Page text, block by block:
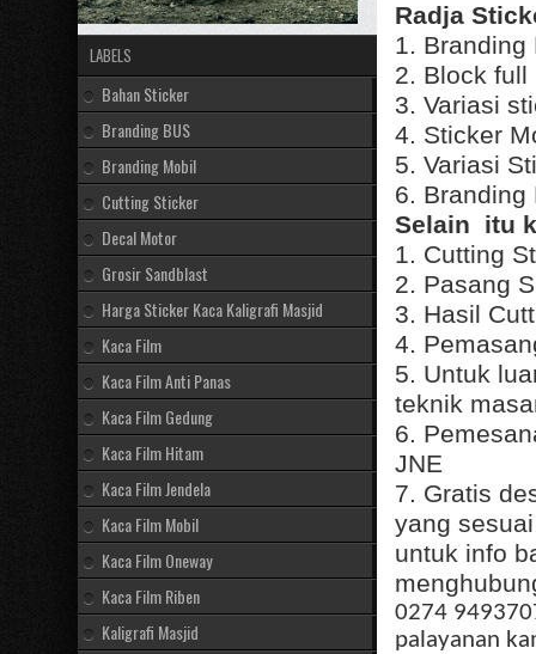
Radja
1. Branding
2. Block
3. Variasi
4. Sticker
5. Variasi
6. Branding
Selain itu
1. Cutting
2. Pasang
3. Hasil
4.
5. Untuk
teknik
6.
JNE
7. Gratis
yang
untuk info
0274
palayanan
LABELS
Bahan Sticker
Branding BUS
Branding Mobil
Cutting Sticker
Decal Motor
Grosir Sandblast
Harga Sticker Kaca Kaligrafi Masjid
Kaca Film
Kaca Film Anti Panas
Kaca Film Gedung
Kaca Film Hitam
Kaca Film Jendela
Kaca Film Mobil
Kaca Film Oneway
Kaca Film Riben
Kaligrafi Masjid